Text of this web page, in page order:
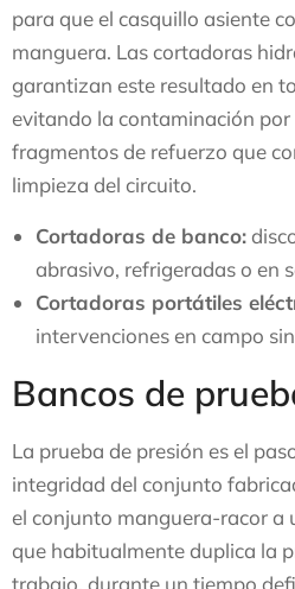
para que el casquillo asiente
manguera. Las cortadoras
garantizan este resultado en
evitando la contaminación
fragmentos de refuerzo que
limpieza del circuito.
Cortadoras de banco:
abrasivo, refrigeradas o en
Cortadoras portátiles
intervenciones en campo
Bancos de
La prueba de presión es el
integridad del conjunto
el conjunto manguera-racor a
que habitualmente duplica la
trabajo, durante un tiempo